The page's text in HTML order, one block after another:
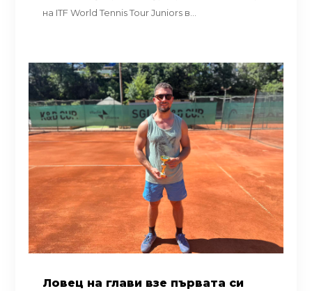
на ITF World Tennis Tour Juniors в...
Ловец на глави взе първата си